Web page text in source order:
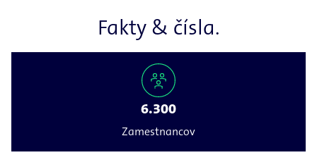
Fakty & čísla.
6.300
Zamestnancov